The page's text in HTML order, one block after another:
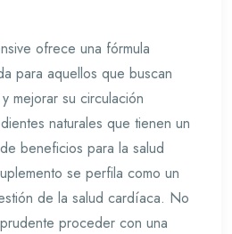
ofrece una fórmula
para aquellos que buscan
mejorar su circulación
naturales que tienen un
beneficios para la salud
se perfila como un
de la salud cardíaca. No
proceder con una